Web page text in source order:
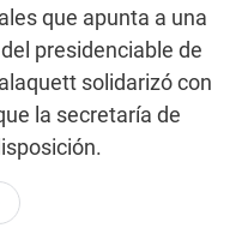
que apunta a una
presidenciable de
solidarizó con
la secretaría de